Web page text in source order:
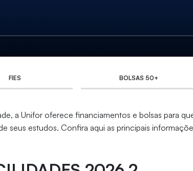
FIES BOLSAS 50+
a Unifor oferece financiamentos e bolsas para
seus estudos. Confira aqui as principais